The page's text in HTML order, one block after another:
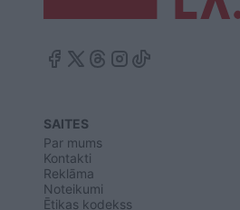
SAITES
Par mums
Kontakti
Reklāma
Noteikumi
Ētikas kodekss